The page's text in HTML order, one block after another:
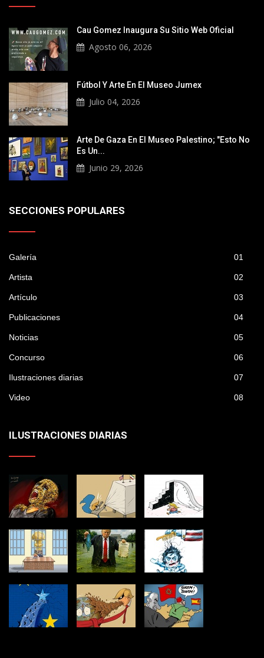
Cau Gomez Inaugura Su Sitio Web Oficial
Agosto 06, 2026
Fútbol Y Arte En El Museo Jumex
Julio 04, 2026
Arte De Gaza En El Museo Palestino; "Esto No
Es Un...
Junio 29, 2026
SECCIONES POPULARES
Galería 01
Artista 02
Artículo 03
Publicaciones 04
Noticias 05
Concurso 06
Ilustraciones diarias 07
Video 08
ILUSTRACIONES DIARIAS